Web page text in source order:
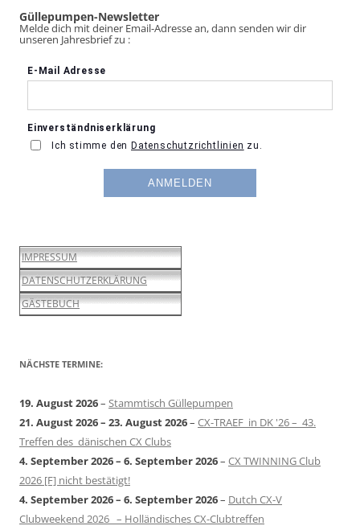
Güllepumpen-Newsletter
Melde dich mit deiner Email-Adresse an, dann senden wir dir
unseren Jahresbrief zu :
IMPRESSUM
DATENSCHUTZERKLÄRUNG
GÄSTEBUCH
NÄCHSTE TERMINE:
19. August 2026– Stammtisch Güllepumpen
21. August 2026– 23. August 2026– CX-TRAEF in DK '26 – 43.
Treffen des dänischen CX Clubs
4. September 2026– 6. September 2026– CX TWINNING Club
2026 [F] nicht bestätigt!
4. September 2026– 6. September 2026– Dutch CX-V
Clubweekend 2026 – Holländisches CX-Clubtreffen